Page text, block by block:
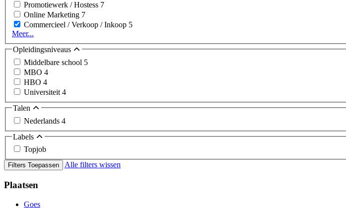
Promotiewerk / Hostess 7
Online Marketing 7
Commercieel / Verkoop / Inkoop 5
Meer...
Opleidingsniveaus
Middelbare school 5
MBO 4
HBO 4
Universiteit 4
Talen
Nederlands 4
Labels
Topjob
Filters Toepassen Alle filters wissen
Plaatsen
Goes